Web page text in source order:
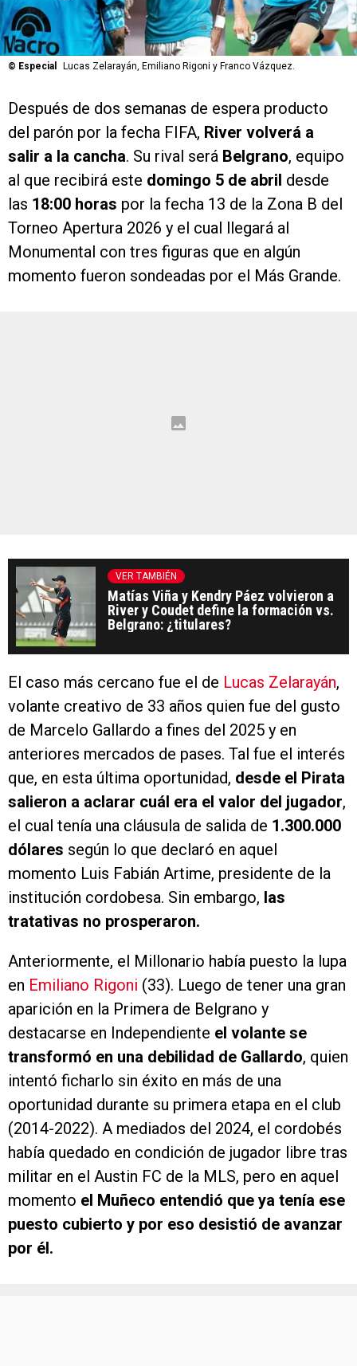
© Especial Lucas Zelarayán, Emiliano Rigoni y Franco Vázquez.
Después de dos semanas de espera producto
del parón por la fecha FIFA, River volverá a
salir a la cancha. Su rival será Belgrano, equipo
al que recibirá este domingo 5 de abril desde
las 18:00 horas por la fecha 13 de la Zona B del
Torneo Apertura 2026 y el cual llegará al
Monumental con tres figuras que en algún
momento fueron sondeadas por el Más Grande.
VER TAMBIÉN
Matías Viña y Kendry Páez volvieron a
River y Coudet define la formación vs.
Belgrano: ¿titulares?
El caso más cercano fue el de Lucas Zelarayán,
volante creativo de 33 años quien fue del gusto
de Marcelo Gallardo a fines del 2025 y en
anteriores mercados de pases. Tal fue el interés
que, en esta última oportunidad, desde el Pirata
salieron a aclarar cuál era el valor del jugador,
el cual tenía una cláusula de salida de 1.300.000
dólares según lo que declaró en aquel
momento Luis Fabián Artime, presidente de la
institución cordobesa. Sin embargo, las
tratativas no prosperaron.
Anteriormente, el Millonario había puesto la lupa
en Emiliano Rigoni (33). Luego de tener una gran
aparición en la Primera de Belgrano y
destacarse en Independiente el volante se
transformó en una debilidad de Gallardo, quien
intentó ficharlo sin éxito en más de una
oportunidad durante su primera etapa en el club
(2014-2022). A mediados del 2024, el cordobés
había quedado en condición de jugador libre tras
militar en el Austin FC de la MLS, pero en aquel
momento el Muñeco entendió que ya tenía ese
puesto cubierto y por eso desistió de avanzar
por él.